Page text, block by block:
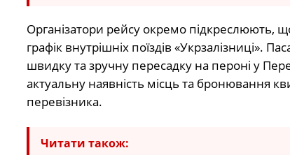
Організатори рейсу окремо підкреслюють,
графік внутрішніх поїздів «Укрзалізниці».
швидку та зручну пересадку на пероні у
актуальну наявність місць та бронювання
перевізника.
Читати також: